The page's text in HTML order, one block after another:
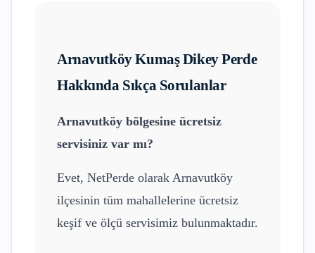
ArnavutköyKumaş Dikey Perde
Hakkında Sıkça Sorulanlar
Arnavutköy bölgesine ücretsiz
servisiniz var mı?
Evet, NetPerde olarak Arnavutköy
ilçesinin tüm mahallelerine ücretsiz
keşif ve ölçü servisimiz bulunmaktadır.